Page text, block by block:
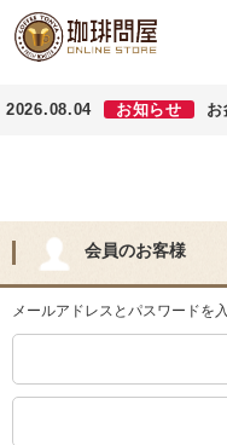
2026.08.04 お知らせ お
会員のお客様
メールアドレスとパスワードを